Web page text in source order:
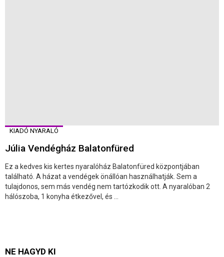
KIADÓ NYARALÓ
Júlia Vendégház Balatonfüred
Ez a kedves kis kertes nyaralóház Balatonfüred központjában
található. A házat a vendégek önállóan használhatják. Sem a
tulajdonos, sem más vendég nem tartózkodik ott. A nyaralóban 2
hálószoba, 1 konyha étkezővel, és ...
NE HAGYD KI